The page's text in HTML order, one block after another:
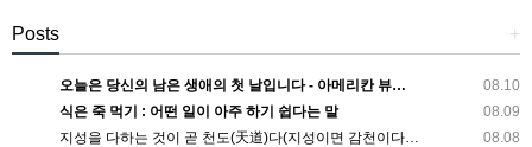
+
Posts
08.10
오늘은 당신의 남은 생애의 첫 날입니다 - 아메리칸 뷰…
08.09
식은 죽 먹기 : 어떤 일이 아주 하기 쉽다는 말
08.08
지성을 다하는 것이 곧 천도(天道)다(지성이면 감천이다…